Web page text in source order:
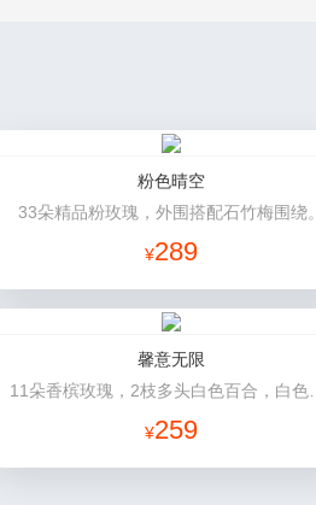
粉色晴空
33朵精品粉玫瑰，外围搭配石竹梅围绕。
¥289
馨意无限
¥259